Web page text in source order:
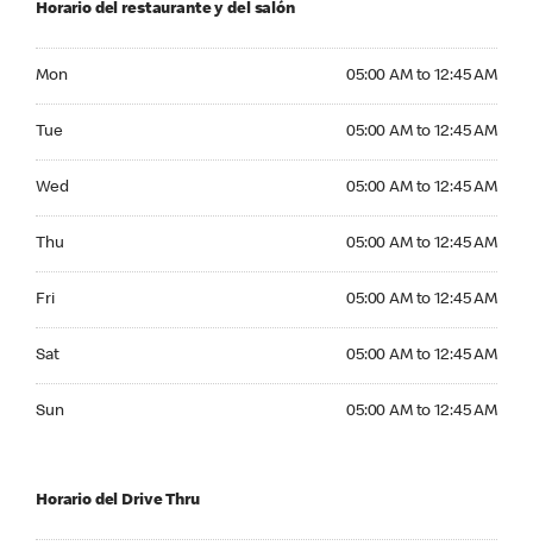
Horario del restaurante y del salón
Mon 05:00 AM to 12:45 AM
Tue 05:00 AM to 12:45 AM
Wed 05:00 AM to 12:45 AM
Thu 05:00 AM to 12:45 AM
Fri 05:00 AM to 12:45 AM
Sat 05:00 AM to 12:45 AM
Sun 05:00 AM to 12:45 AM
Horario del Drive Thru